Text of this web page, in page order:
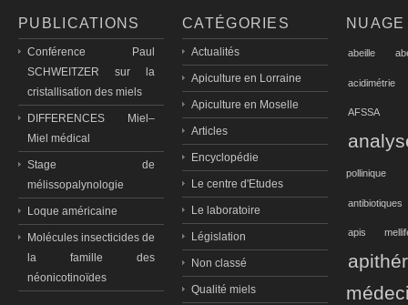
PUBLICATIONS
Conférence Paul
SCHWEITZER sur la
cristallisation des miels
DIFFERENCES Miel–
Miel médical
Stage de
mélissopalynologie
Loque américaine
Molécules insecticides de
la famille des
néonicotinoïdes
CATÉGORIES
Actualités
Apiculture en Lorraine
Apiculture en Moselle
Articles
Encyclopédie
Le centre d'Etudes
Le laboratoire
Législation
Non classé
Qualité miels
abeille
acidimétrie
AFSSA
pollinique
antibiotiques
apis